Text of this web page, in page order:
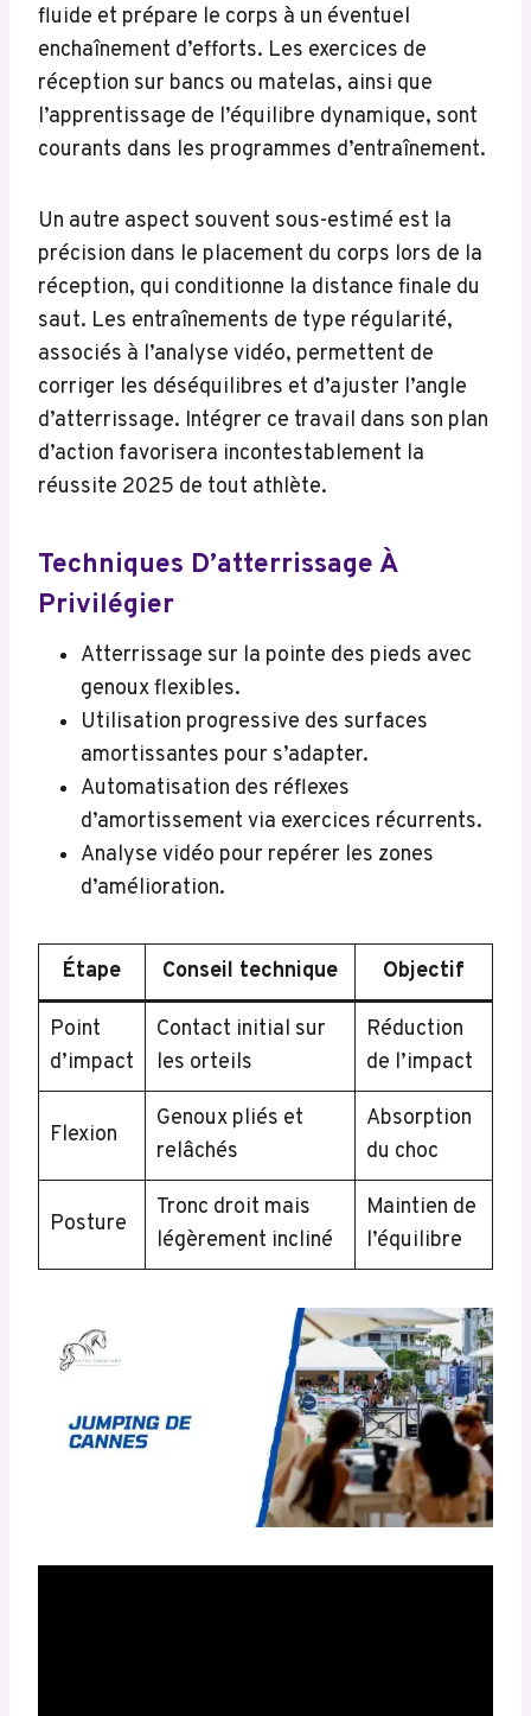
fluide et prépare le corps à un éventuel
enchaînement d’efforts. Les exercices de
réception sur bancs ou matelas, ainsi que
l’apprentissage de l’équilibre dynamique, sont
courants dans les programmes d’entraînement.
Un autre aspect souvent sous-estimé est la
précision dans le placement du corps lors de la
réception, qui conditionne la distance finale du
saut. Les entraînements de type régularité,
associés à l’analyse vidéo, permettent de
corriger les déséquilibres et d’ajuster l’angle
d’atterrissage. Intégrer ce travail dans son plan
d’action favorisera incontestablement la
réussite 2025 de tout athlète.
Techniques D’atterrissage À
Privilégier
Atterrissage sur la pointe des pieds avec
genoux flexibles.
Utilisation progressive des surfaces
amortissantes pour s’adapter.
Automatisation des réflexes
d’amortissement via exercices récurrents.
Analyse vidéo pour repérer les zones
d’amélioration.
Étape Conseil technique Objectif
Point
d’impact
Contact initial sur
les orteils
Réduction
de l’impact
Flexion
Genoux pliés et
relâchés
Absorption
du choc
Posture
Tronc droit mais
légèrement incliné
Maintien de
l’équilibre